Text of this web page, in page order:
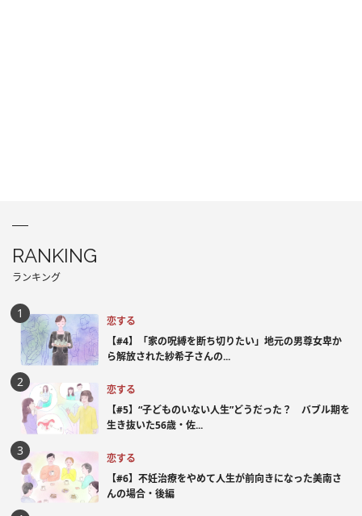
RANKING
ランキング
恋する
【#4】「家の呪縛を断ち切りたい」地元の男尊女卑か
ら解放された紗希子さんの...
恋する
【#5】“子どものいない人生”どうだった？ バブル期を
生き抜いた56歳・佐...
恋する
【#6】不妊治療をやめて人生が前向きになった美南さ
んの場合・後編